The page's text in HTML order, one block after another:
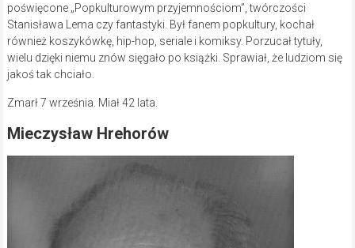
poświęcone „Popkulturowym przyjemnościom”, twórczości
Stanisława Lema czy fantastyki. Był fanem popkultury, kochał
również koszykówkę, hip-hop, seriale i komiksy. Porzucał tytuły,
wielu dzięki niemu znów sięgało po książki. Sprawiał, że ludziom się
jakoś tak chciało.
Zmarł 7 września. Miał 42 lata.
Mieczysław Hrehorów